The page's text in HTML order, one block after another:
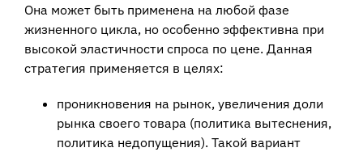
Она может быть применена на любой фазе
жизненного цикла, но особенно эффективна при
высокой эластичности спроса по цене. Данная
стратегия применяется в целях:
проникновения на рынок, увеличения доли
рынка своего товара (политика вытеснения,
политика недопущения). Такой вариант